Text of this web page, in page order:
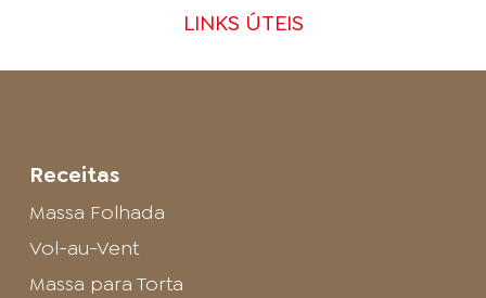
LINKS ÚTEIS
Receitas
Massa Folhada
Vol-au-Vent
Massa para Torta